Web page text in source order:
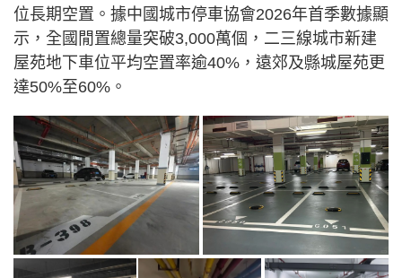
位長期空置。據中國城市停車協會2026年首季數據顯
示，全國閒置總量突破3,000萬個，二三線城市新建
屋苑地下車位平均空置率逾40%，遠郊及縣城屋苑更
達50%至60%。